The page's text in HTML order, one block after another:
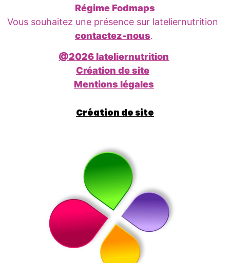
Régime Fodmaps
Vous souhaitez une présence sur lateliernutrition
contactez-nous.
@2026 lateliernutrition
Création de site
Mentions légales
Création de site